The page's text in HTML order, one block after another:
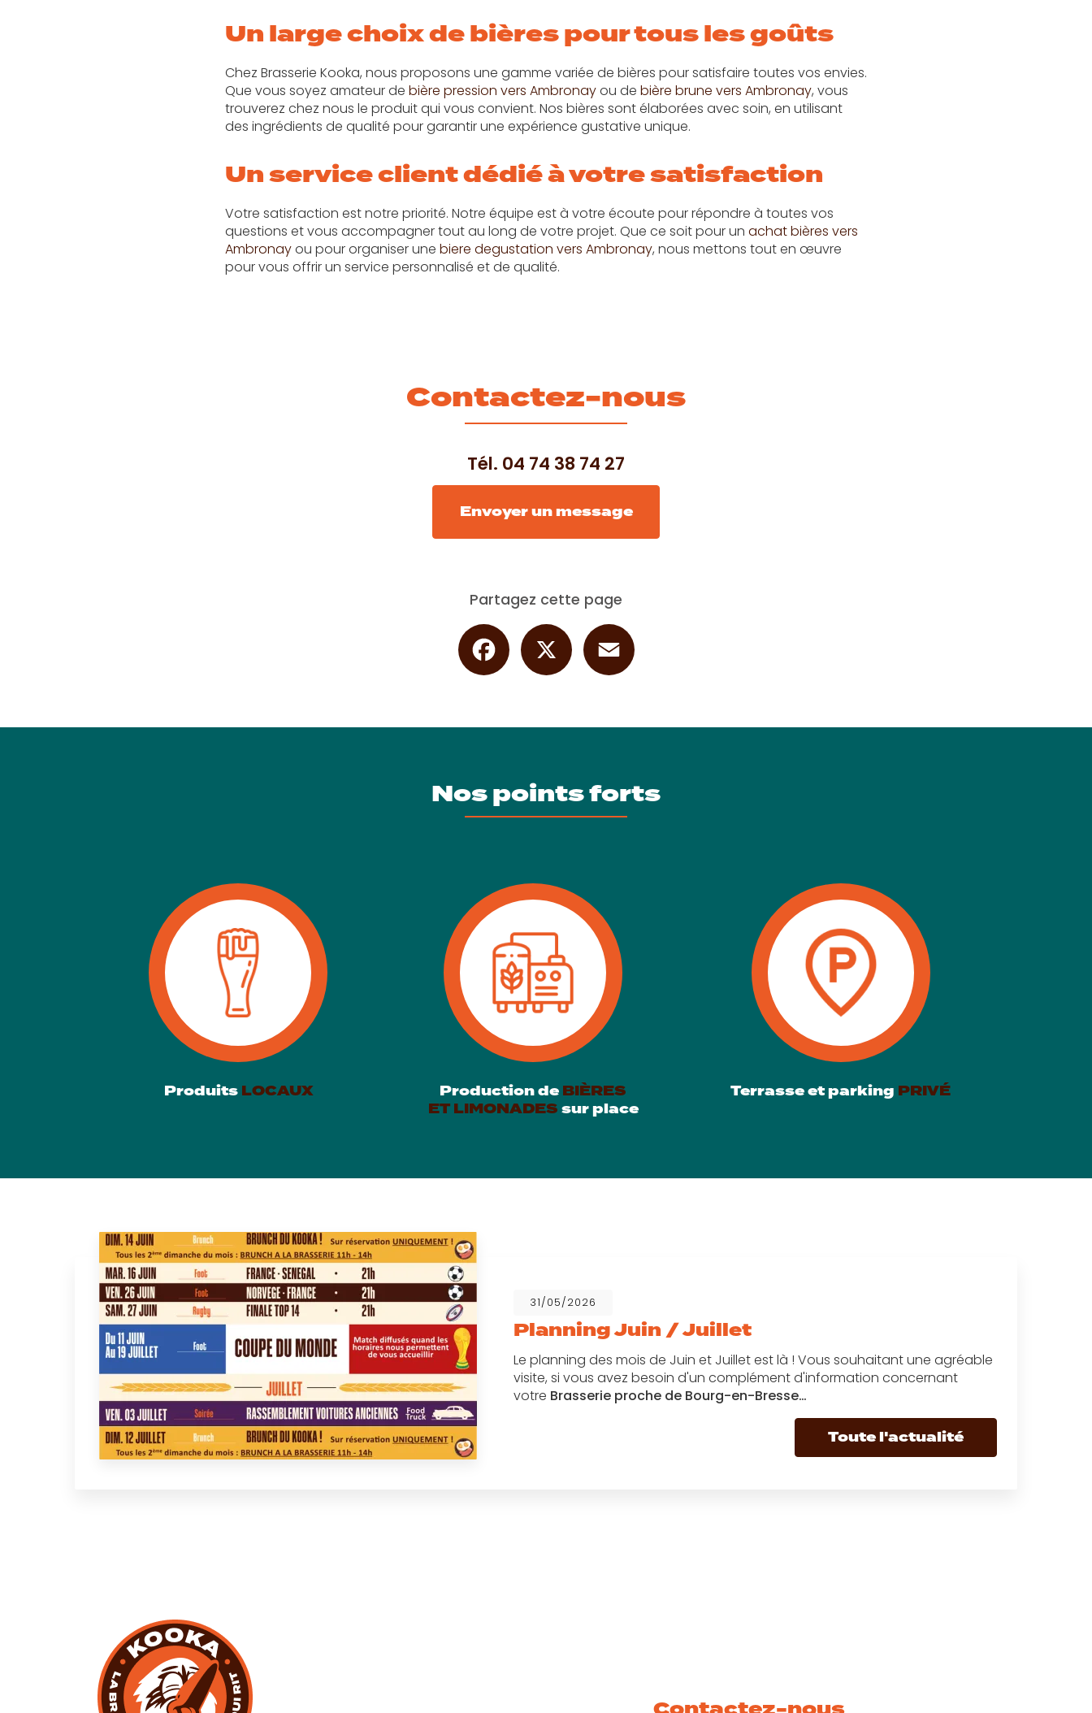
Un large choix de bières pour tous les goûts
Chez Brasserie Kooka, nous proposons une gamme variée de bières pour satisfaire toutes vos envies.
Que vous soyez amateur de bière pression vers Ambronayou de bière brune vers Ambronay, vous
trouverez chez nous le produit qui vous convient. Nos bières sont élaborées avec soin, en utilisant
des ingrédients de qualité pour garantir une expérience gustative unique.
Un service client dédié à votre satisfaction
Votre satisfaction est notre priorité. Notre équipe est à votre écoute pour répondre à toutes vos
questions et vous accompagner tout au long de votre projet. Que ce soit pour un achat bières vers
Ambronayou pour organiser une biere degustation vers Ambronay, nous mettons tout en œuvre
pour vous offrir un service personnalisé et de qualité.
Contactez-nous
Tél. 04 74 38 74 27
Envoyer un message
Partagez cette page
Facebook
Nos points forts
Produits LOCAUX Production de BIÈRES
ET LIMONADES sur place
Terrasse et parking PRIVÉ
31/05/2026
Planning Juin / Juillet
Le planning des mois de Juin et Juillet est là ! Vous souhaitant une agréable
visite, si vous avez besoin d'un complément d'information concernant
votre Brasserie proche de Bourg-en-Bresse…
Toute l'actualité